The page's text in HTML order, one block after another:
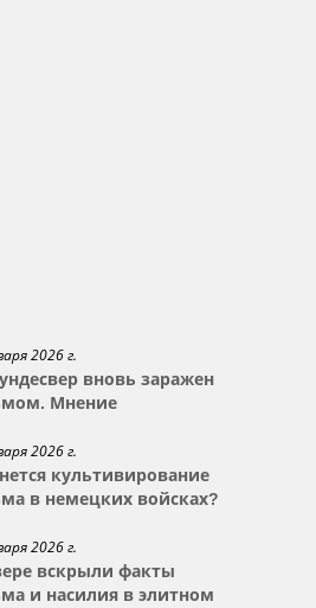
2026 г.
вновь заражен
Мнение
2026 г.
культивирование
в немецких войсках?
2026 г.
вскрыли факты
и насилия в элитном